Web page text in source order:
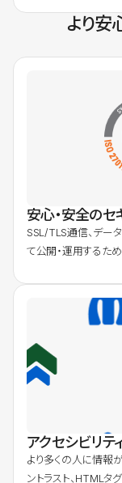
より安
安心・安全のセ
SSL/TLS通信、デー
て公開・運用するた
アクセシビリテ
より多くの人に情報が
ントラスト、HTMLタ